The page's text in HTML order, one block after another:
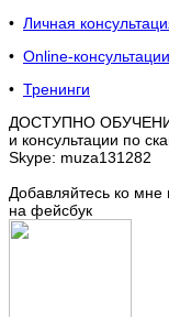
• Личная
• Online-консультации
• Тренинги
ДОСТУПНО
и консультации по
Skype: muza131282
Добавляйтесь ко мне
на фейсбук